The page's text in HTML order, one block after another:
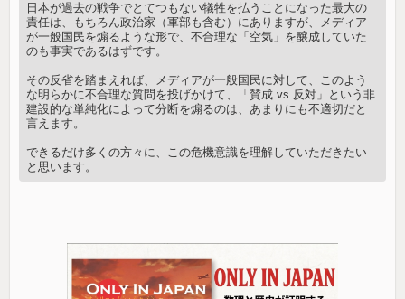
日本が過去の戦争でとてつもない犠牲を払うことになった最大の
責任は、もちろん政治家（軍部も含む）にありますが、メディア
が一般国民を煽るような形で、不合理な「空気」を醸成していた
のも事実であるはずです。
その反省を踏まえれば、メディアが一般国民に対して、このよう
な明らかに不合理な質問を投げかけて、「賛成 vs 反対」という非
建設的な単純化によって分断を煽るのは、あまりにも不適切だと
言えます。
できるだけ多くの方々に、この危機意識を理解していただきたい
と思います。